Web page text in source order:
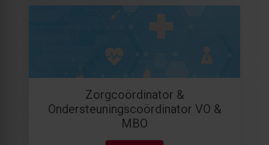
Zorgcoördinator &
Ondersteuningscoördinator VO &
MBO